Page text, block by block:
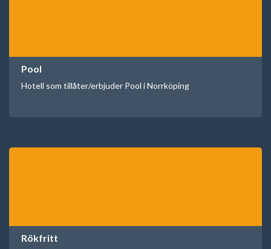
Pool
Hotell som tillåter/erbjuder Pool i Norrköping
Rökfritt